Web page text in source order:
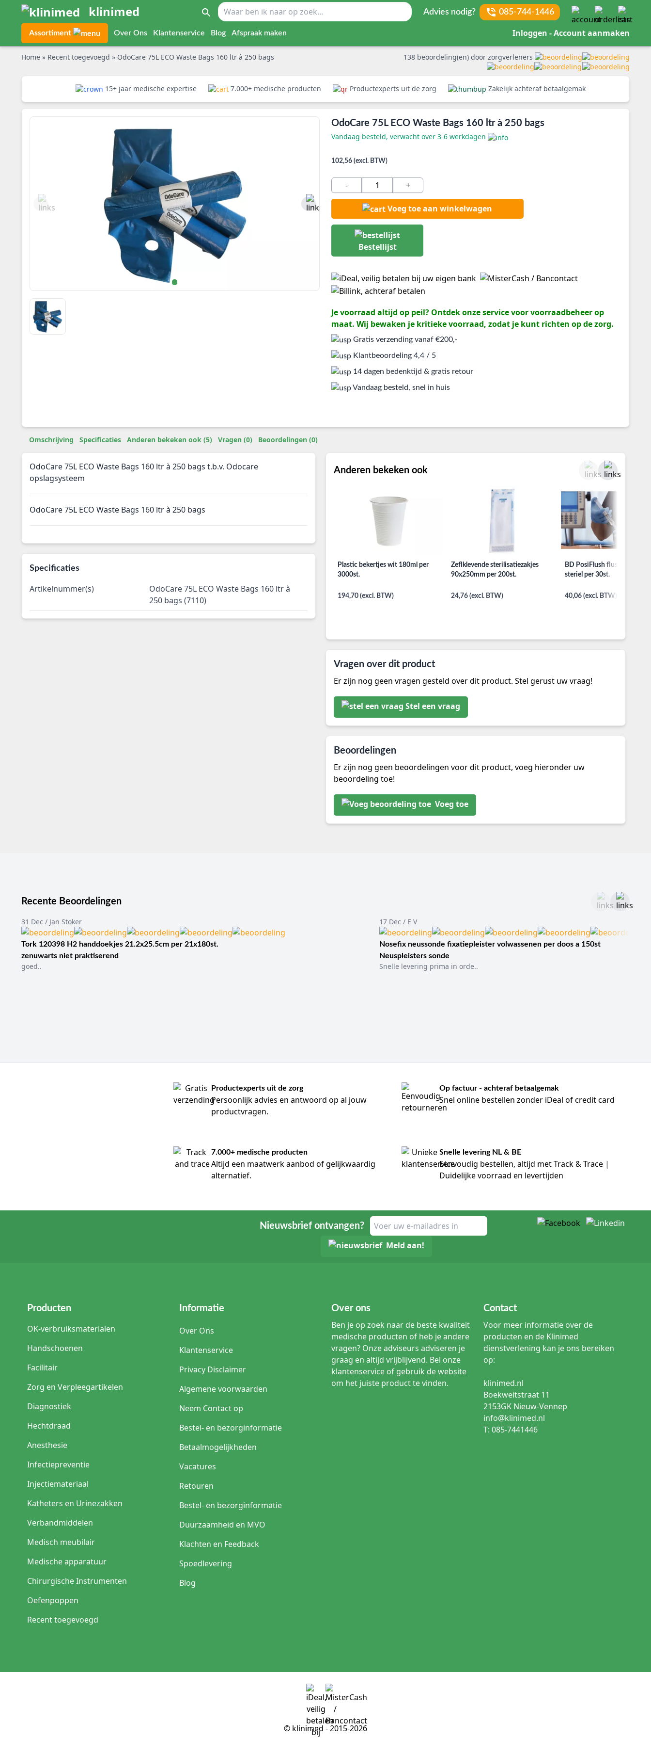
klinimed Advies nodig? 085-744-1446
Assortiment Over Ons Klantenservice Blog Afspraak maken Inloggen - Account aanmaken
Home » Recent toegevoegd » OdoCare 75L ECO Waste Bags 160 ltr à 250 bags 138 beoordeling(en) door zorgverleners
15+ jaar medische expertise 7.000+ medische producten Productexperts uit de zorg Zakelijk achteraf betaalgemak
OdoCare 75L ECO Waste Bags 160 ltr à 250 bags
Vandaag besteld, verwacht over 3-6 werkdagen
102,56 (excl. BTW)
- +
Voeg toe aan winkelwagen
Bestellijst
Je voorraad altijd op peil? Ontdek onze service voor voorraadbeheer op
maat. Wij bewaken je kritieke voorraad, zodat je kunt richten op de zorg.
Gratis verzending vanaf €200,-
Klantbeoordeling 4,4 / 5
14 dagen bedenktijd & gratis retour
Vandaag besteld, snel in huis
Omschrijving Specificaties Anderen bekeken ook (5) Vragen (0) Beoordelingen (0)
OdoCare 75L ECO Waste Bags 160 ltr à 250 bags t.b.v. Odocare
opslagsysteem
OdoCare 75L ECO Waste Bags 160 ltr à 250 bags
Specificaties
Artikelnummer(s)
OdoCare 75L ECO Waste Bags 160 ltr à
250 bags (7110)
Anderen bekeken ook
Plastic bekertjes wit 180ml per
3000st.
194,70 (excl. BTW)
Zeflklevende sterilisatiezakjes
90x250mm per 200st.
24,76 (excl. BTW)
BD PosiFlush flushspuit
steriel per 30st.
40,06 (excl. BTW)
Vragen over dit product
Er zijn nog geen vragen gesteld over dit product. Stel gerust uw vraag!
Stel een vraag
Beoordelingen
Er zijn nog geen beoordelingen voor dit product, voeg hieronder uw
beoordeling toe!
Voeg toe
Recente Beoordelingen
31 Dec / Jan Stoker
Tork 120398 H2 handdoekjes 21.2x25.5cm per 21x180st.
zenuwarts niet praktiserend
goed..
17 Dec / E V
Nosefix neussonde fixatiepleister volwassenen per doos a 150st
Neuspleisters sonde
Snelle levering prima in orde..
Productexperts uit de zorg
Persoonlijk advies en antwoord op al jouw
productvragen.
Op factuur - achteraf betaalgemak
Snel online bestellen zonder iDeal of credit card
7.000+ medische producten
Altijd een maatwerk aanbod of gelijkwaardig
alternatief.
Snelle levering NL & BE
Eenvoudig bestellen, altijd met Track & Trace |
Duidelijke voorraad en levertijden
Nieuwsbrief ontvangen?
Meld aan!
Producten
OK-verbruiksmaterialen
Handschoenen
Facilitair
Zorg en Verpleegartikelen
Diagnostiek
Hechtdraad
Anesthesie
Infectiepreventie
Injectiemateriaal
Katheters en Urinezakken
Verbandmiddelen
Medisch meubilair
Medische apparatuur
Chirurgische Instrumenten
Oefenpoppen
Recent toegevoegd
Informatie
Over Ons
Klantenservice
Privacy Disclaimer
Algemene voorwaarden
Neem Contact op
Bestel- en bezorginformatie
Betaalmogelijkheden
Vacatures
Retouren
Bestel- en bezorginformatie
Duurzaamheid en MVO
Klachten en Feedback
Spoedlevering
Blog
Over ons
Ben je op zoek naar de beste kwaliteit
medische producten of heb je andere
vragen? Onze adviseurs adviseren je
graag en altijd vrijblijvend. Bel onze
klantenservice of gebruik de website
om het juiste product te vinden.
Contact
Voor meer informatie over de
producten en de Klinimed
dienstverlening kan je ons bereiken
op:
klinimed.nl
Boekweitstraat 11
2153GK Nieuw-Vennep
info@klinimed.nl
T: 085-7441446
© klinimed - 2015-2026